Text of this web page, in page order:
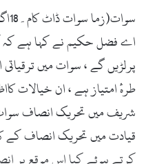
اے فضل حکیم نے کہا ہے کہ
پرلڑیں گے ، سوات میں
طرۂ امتیاز ہے ، ان خیالات
شریف میں تحریک انصاف
قیادت میں تحریک انصاف کے